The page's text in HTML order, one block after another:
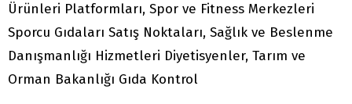
Ürünleri Platformları, Spor ve Fitness Merkezleri
Sporcu Gıdaları Satış Noktaları, Sağlık ve Beslenme
Danışmanlığı Hizmetleri Diyetisyenler, Tarım ve
Orman Bakanlığı Gıda Kontrol